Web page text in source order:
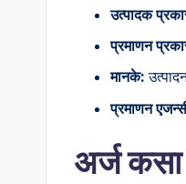
उत्पादक
प्रमाणन
मानके:
प्रमाणन
अर्ज